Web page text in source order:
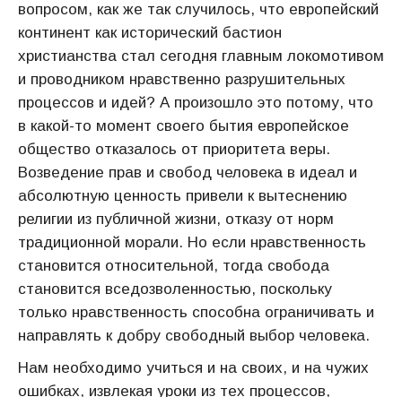
вопросом, как же так случилось, что европейский
континент как исторический бастион
христианства стал сегодня главным локомотивом
и проводником нравственно разрушительных
процессов и идей? А произошло это потому, что
в какой-то момент своего бытия европейское
общество отказалось от приоритета веры.
Возведение прав и свобод человека в идеал и
абсолютную ценность привели к вытеснению
религии из публичной жизни, отказу от норм
традиционной морали. Но если нравственность
становится относительной, тогда свобода
становится вседозволенностью, поскольку
только нравственность способна ограничивать и
направлять к добру свободный выбор человека.
Нам необходимо учиться и на своих, и на чужих
ошибках, извлекая уроки из тех процессов,